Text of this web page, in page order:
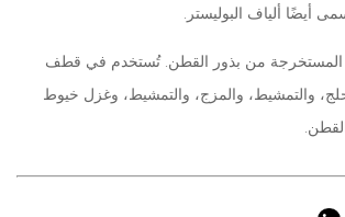
أيضًا ألياف البوليستر.
المستخرجة من بذور القطن. تُستخدم في قطف
والتمشيط، والمزج، والتمشيط، وغزل خيوط